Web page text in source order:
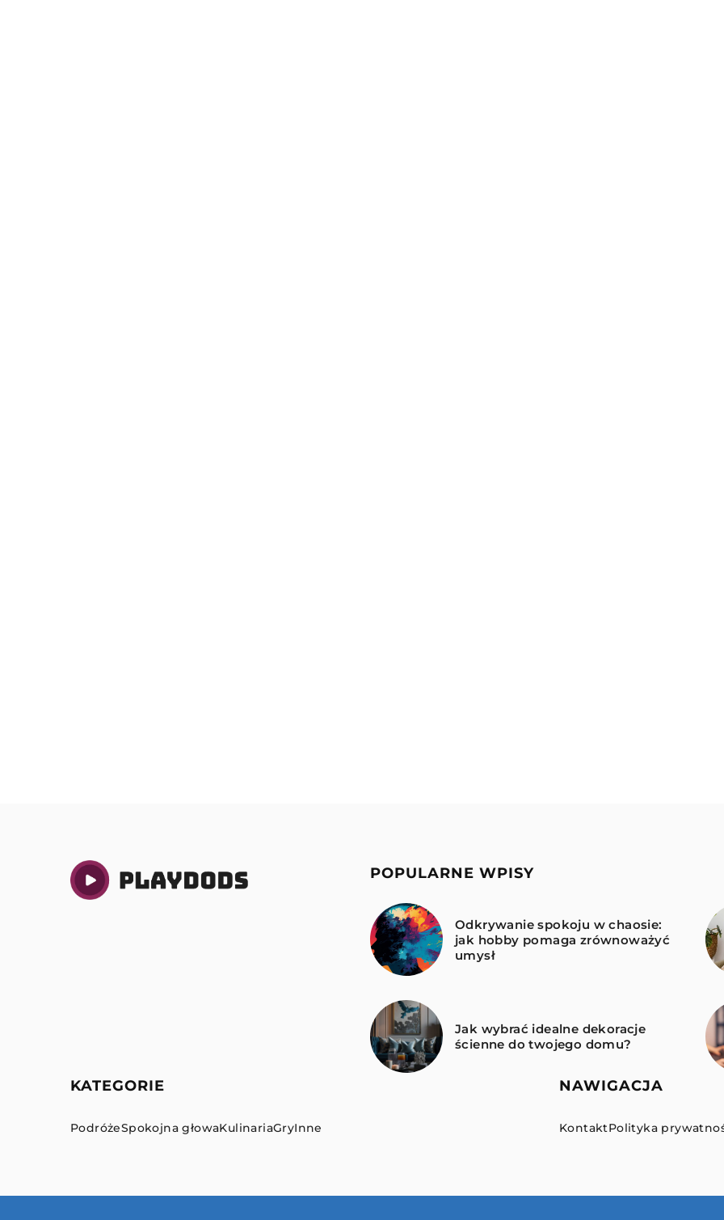
POPULARNE WPISY
Odkrywanie spokoju w chaosie:
jak hobby pomaga zrównoważyć
umysł
Jak wybrać idealne dekoracje
ścienne do twojego domu?
KATEGORIE
PodróżeSpokojna głowaKulinariaGryInne
NAWIGACJA
KontaktPolityka